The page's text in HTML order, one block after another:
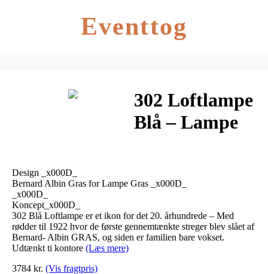
Eventtog
302 Loftlampe
Blå – Lampe
Design _x000D_
Bernard Albin Gras for Lampe Gras _x000D_
_x000D_
Koncept_x000D_
302 Blå Loftlampe er et ikon for det 20. århundrede – Med
rødder til 1922 hvor de første gennemtænkte streger blev slået af
Bernard- Albin GRAS, og siden er familien bare vokset.
Udtænkt ti kontore (Læs mere)
3784 kr. (Vis fragtpris)